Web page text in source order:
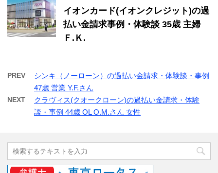
イオンカード(イオンクレジット)の過
払い金請求事例・体験談 35歳 主婦
Ｆ.Ｋ.
PREV
シンキ（ノーローン）の過払い金請求・体験談・事例
47歳 営業 Y.F.さん
NEXT
クラヴィス(クオークローン)の過払い金請求・体験
談・事例 44歳 OL O.M.さん 女性